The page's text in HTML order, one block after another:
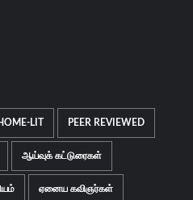
LIT PEER REVIEWED
ஆய்வுக் கட்டுரைகள்
ஏனைய கவிஞர்கள்